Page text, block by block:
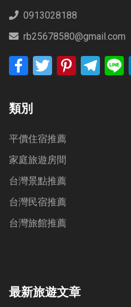
0913028188
rb25678580@gmail.com
FacebookTwitter Pinterest
類別
平價住宿推薦
家庭旅遊房間
台灣景點推薦
台灣民宿推薦
台灣旅館推薦
最新旅遊文章